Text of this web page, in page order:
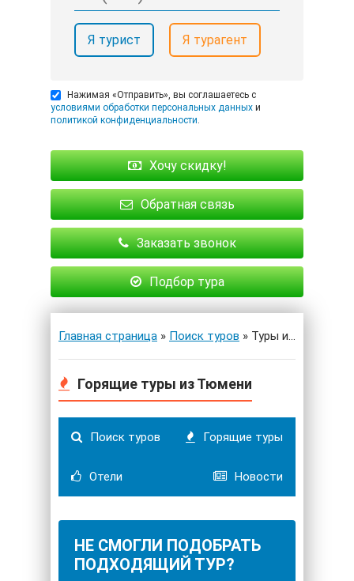
Я турист Я турагент
Нажимая «Отправить», вы соглашаетесь с
условиями обработки персональных данных и
политикой конфиденциальности.
Хочу скидку!
Обратная связь
Заказать звонок
Подбор тура
Главная страница » Поиск туров » Туры из Тюмени
Горящие туры из Тюмени
Поиск туров Горящие туры
Отели Новости
НЕ СМОГЛИ ПОДОБРАТЬ
ПОДХОДЯЩИЙ ТУР?